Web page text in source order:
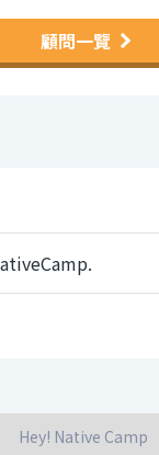
顧問一覽
Hey! Native Camp